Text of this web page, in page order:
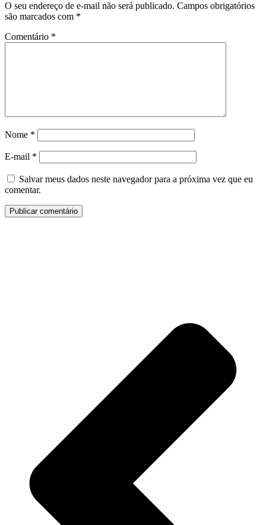
O seu endereço de e-mail não será publicado. Campos obrigatórios
são marcados com *
Comentário *
Nome *
E-mail *
Salvar meus dados neste navegador para a próxima vez que eu
comentar.